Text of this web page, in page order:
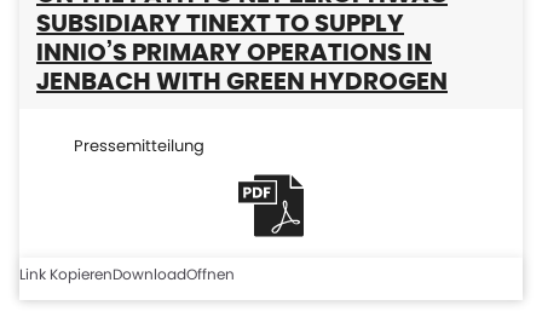
SUBSIDIARY TINEXT TO SUPPLY
INNIO’S PRIMARY OPERATIONS IN
JENBACH WITH GREEN HYDROGEN
Pressemitteilung
Link KopierenDownloadOffnen